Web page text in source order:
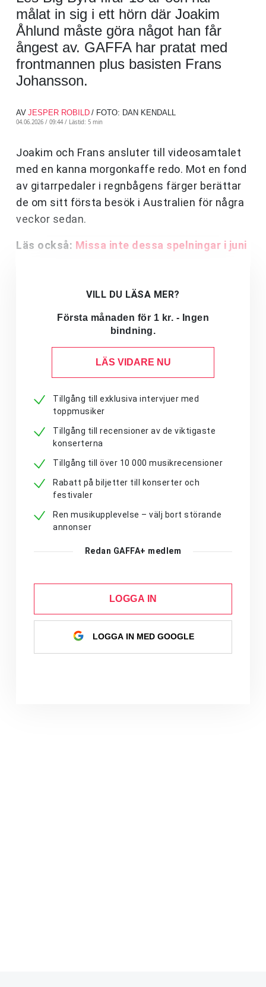
målat in sig i ett hörn där Joakim
Åhlund måste göra något han får
ångest av. GAFFA har pratat med
frontmannen plus basisten Frans
Johansson.
AV JESPER ROBILD / FOTO: DAN KENDALL
04.06.2026 / 09:44 / Lästid: 5 min
Joakim och Frans ansluter till videosamtalet
med en kanna morgonkaffe redo. Mot en fond
av gitarrpedaler i regnbågens färger berättar
de om sitt första besök i Australien för några
veckor sedan.
Läs också: Missa inte dessa spelningar i juni
VILL DU LÄSA MER?
Första månaden för 1 kr. - Ingen
bindning.
LÄS VIDARE NU
Tillgång till exklusiva intervjuer med
toppmusiker
Tillgång till recensioner av de viktigaste
konserterna
Tillgång till över 10 000 musikrecensioner
Rabatt på biljetter till konserter och
festivaler
Ren musikupplevelse – välj bort störande
annonser
Redan GAFFA+ medlem
LOGGA IN
LOGGA IN MED GOOGLE